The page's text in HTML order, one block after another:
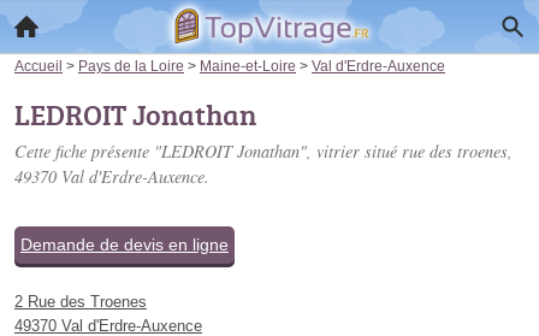
Accueil > Pays de la Loire > Maine-et-Loire > Val d'Erdre-Auxence
LEDROIT Jonathan
Cette fiche présente "LEDROIT Jonathan", vitrier situé rue des troenes,
49370 Val d'Erdre-Auxence.
Demande de devis en ligne
2 Rue des Troenes
49370 Val d'Erdre-Auxence